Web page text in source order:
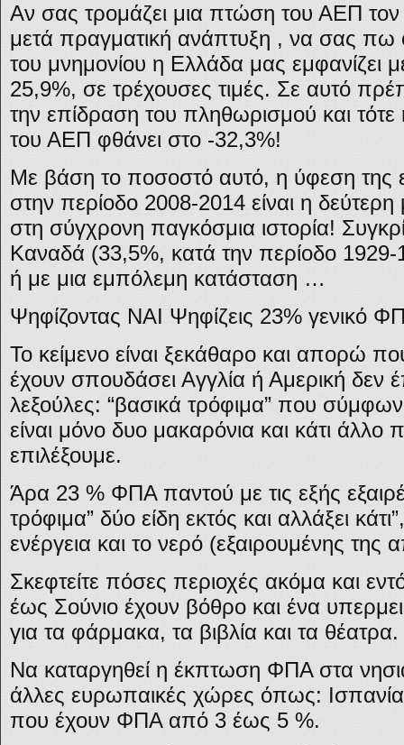
Αν σας τρομάζει μια πτώση του ΑΕΠ
μετά πραγματική ανάπτυξη , να σας πω
του μνημονίου η Ελλάδα μας εμφανίζει
25,9%, σε τρέχουσες τιμές. Σε αυτό
την επίδραση του πληθωρισμού και
του ΑΕΠ φθάνει στο -32,3%!
Με βάση το ποσοστό αυτό, η ύφεση της
στην περίοδο 2008-2014 είναι η δεύτερη
στη σύγχρονη παγκόσμια ιστορία!
Καναδά (33,5%, κατά την περίοδο
ή με μια εμπόλεμη κατάσταση …
Ψηφίζοντας ΝΑΙ Ψηφίζεις 23% γενικό
Το κείμενο είναι ξεκάθαρο και απορώ
έχουν σπουδάσει Αγγλία ή Αμερική δεν
λεξούλες: “βασικά τρόφιμα” που
είναι μόνο δυο μακαρόνια και κάτι
επιλέξουμε.
Άρα 23 % ΦΠΑ παντού με τις εξής
τρόφιμα” δύο είδη εκτός και αλλάξει
ενέργεια και το νερό (εξαιρουμένης της
Σκεφτείτε πόσες περιοχές ακόμα και
έως Σούνιο έχουν βόθρο και ένα
για τα φάρμακα, τα βιβλία και τα θέατρα.
Να καταργηθεί η έκπτωση ΦΠΑ στα
άλλες ευρωπαικές χώρες όπως:
που έχουν ΦΠΑ από 3 έως 5 %.